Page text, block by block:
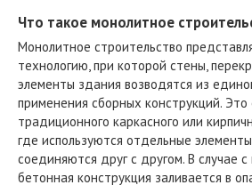
Что такое монолитное
Монолитное строительство
технологию, при которой стены,
элементы здания возводятся из
применения сборных конструкций. Это
традиционного каркасного или
где используются отдельные
соединяются друг с другом. В случае
бетонная конструкция заливается в